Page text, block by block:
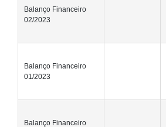
Balanço Financeiro
02/2023
Balanço Financeiro
01/2023
Balanço Financeiro